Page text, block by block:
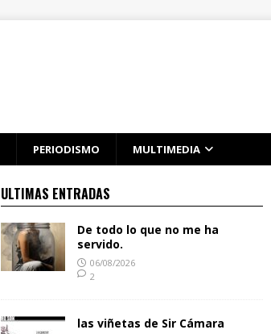
PERIODISMO MULTIMEDIA
ULTIMAS ENTRADAS
De todo lo que no me ha
servido.
06/08/2026
2
las viñetas de Sir Cámara